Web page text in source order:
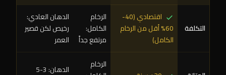
التكلفة
اقتصادي (40-
60% أقل من الرخام
الكامل)
الرخام
الكامل:
مرتفع جداً
الدهان العادي:
رخيص لكن قصير
العمر
الرخام
الدهان: 3-5